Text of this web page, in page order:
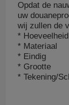
Opdat de
uw
wij zullen de
* Hoeveelheid
* Materiaal
* Eindig
* Grootte
* Tekening/